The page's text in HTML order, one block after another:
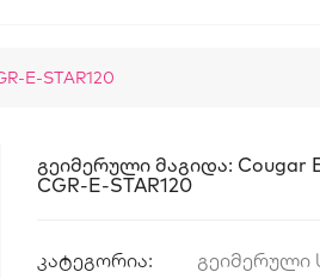
E-STAR120
Გეიმერული Მაგიდა: Cougar
CGR-E-STAR120
კატეგორია:
გეიმერული